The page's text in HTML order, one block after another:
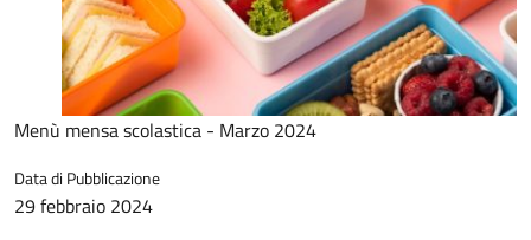
Menù mensa scolastica - Marzo 2024
Data di Pubblicazione
29 febbraio 2024